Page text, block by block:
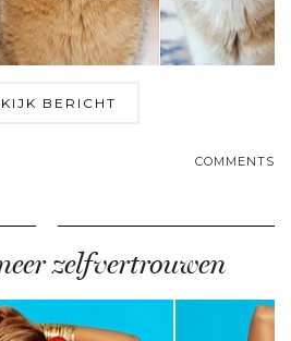
BERICHT
COMMENTS
zelfvertrouwen